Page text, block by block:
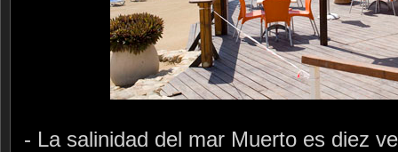
- La salinidad del mar Muerto es diez